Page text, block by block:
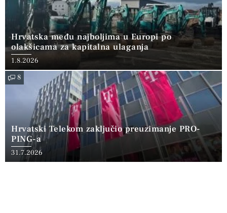
Hrvatska među najboljima u Europi po
olakšicama za kapitalna ulaganja
1.8.2026
8
Hrvatski Telekom zaključio preuzimanje PRO-
PING-a
31.7.2026